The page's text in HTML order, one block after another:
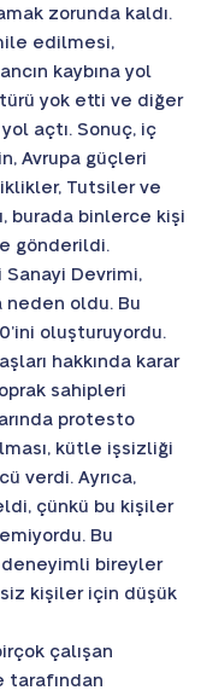
zorunda kaldı.
edilmesi,
kaybına yol
yok etti ve diğer
açtı. Sonuç, iç
Avrupa güçleri
Tutsiler ve
burada binlerce kişi
gönderildi.
Sanayi Devrimi,
neden oldu. Bu
oluşturuyordu.
hakkında karar
sahipleri
protesto
kütle işsizliği
verdi. Ayrıca,
çünkü bu kişiler
Bu
bireyler
kişiler için düşük
çalışan
tarafından